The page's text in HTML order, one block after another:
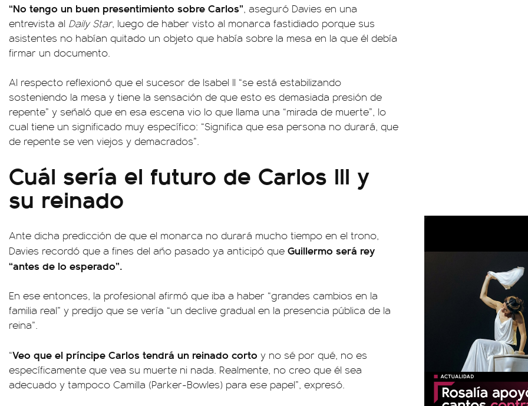
“No tengo un buen presentimiento sobre Carlos”, aseguró Davies en una
entrevista al Daily Star, luego de haber visto al monarca fastidiado porque sus
asistentes no habían quitado un objeto que había sobre la mesa en la que él debía
firmar un documento.
Al respecto reflexionó que el sucesor de Isabel II “se está estabilizando
sosteniendo la mesa y tiene la sensación de que esto es demasiada presión de
repente” y señaló que en esa escena vio lo que llama una “mirada de muerte”, lo
cual tiene un significado muy específico: “Significa que esa persona no durará, que
de repente se ven viejos y demacrados”.
Cuál sería el futuro de Carlos III y
su reinado
Ante dicha predicción de que el monarca no durará mucho tiempo en el trono,
Davies recordó que a fines del año pasado ya anticipó que Guillermo será rey
“antes de lo esperado”.
En ese entonces, la profesional afirmó que iba a haber “grandes cambios en la
familia real” y predijo que se vería “un declive gradual en la presencia pública de la
reina”.
“Veo que el príncipe Carlos tendrá un reinado corto y no sé por qué, no es
específicamente que vea su muerte ni nada. Realmente, no creo que él sea
adecuado y tampoco Camilla (Parker-Bowles) para ese papel”, expresó.